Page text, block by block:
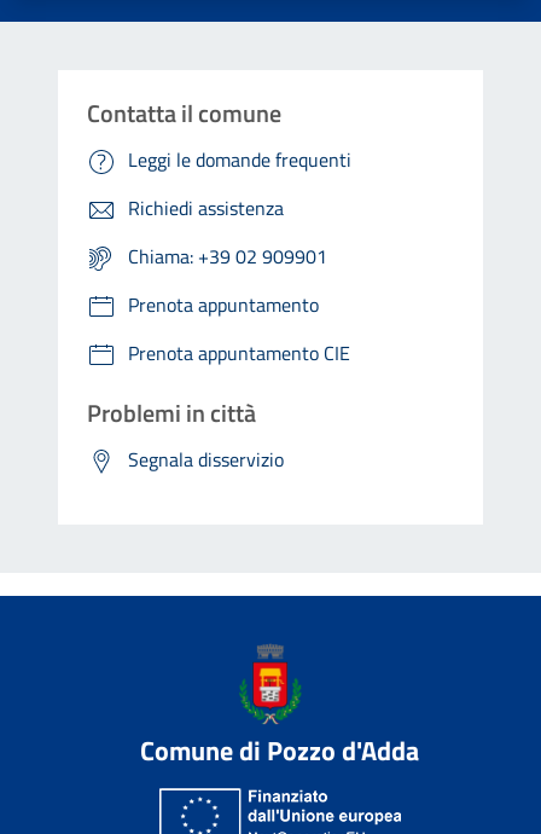
Contatta il comune
Leggi le domande frequenti
Richiedi assistenza
Chiama: +39 02 909901
Prenota appuntamento
Prenota appuntamento CIE
Problemi in città
Segnala disservizio
Comune di Pozzo d'Adda